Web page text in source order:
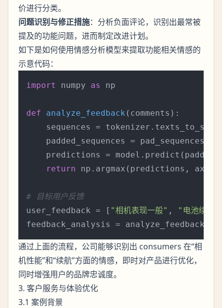
价进行分类。
问题识别与修正措施：分析负面评论，识别出最常被
提及的功能问题，进而制定改进计划。
如下是如何使用情感分析模型来提取功能相关情感的
示意代码：
import numpy as np
def analyze_feedback ( comments ):
sequences =
padded_sequences =
predictions =
return np.argmax(predictions, axis=
# 目标用户反馈
user_feedback = [ "相机表现一般" , "电池续航
通过上面的流程，公司能够识别出 consumers 在“相
机性能”和“续航”方面的情感，即时对产品进行优化，
同时增强用户的品牌忠诚度。
3. 客户服务与体验优化
3.1 案例背景